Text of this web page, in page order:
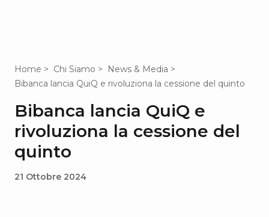
Home Chi Siamo
News & Media
Bibanca lancia QuiQ e rivoluziona la cessione del quinto
Bibanca lancia QuiQ e
rivoluziona la cessione del
quinto
21 Ottobre 2024